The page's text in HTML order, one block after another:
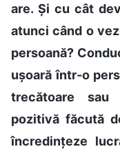
are. Și cu cât
atunci când o
persoană?
ușoară într-o
trecătoare sau
pozitivă făcută
încredințeze